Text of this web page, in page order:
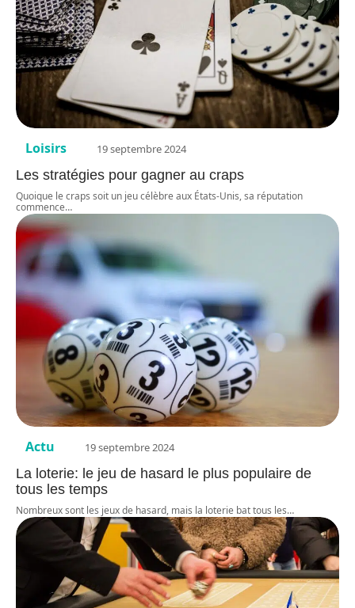
Loisirs 19 septembre 2024
Les stratégies pour gagner au craps
Quoique le craps soit un jeu célèbre aux États-Unis, sa réputation
commence…
Actu 19 septembre 2024
La loterie: le jeu de hasard le plus populaire de
tous les temps
Nombreux sont les jeux de hasard, mais la loterie bat tous les…